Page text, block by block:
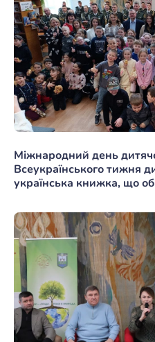
Міжнародний день
Всеукраїнського тижня
українська книжка, що